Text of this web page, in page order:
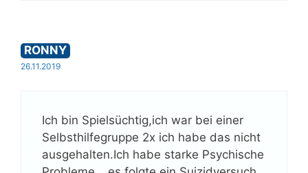
RONNY
26.11.2019
Ich bin Spielsüchtig,ich war bei einer
Selbsthilfegruppe 2x ich habe das nicht
ausgehalten.Ich habe starke Psychische